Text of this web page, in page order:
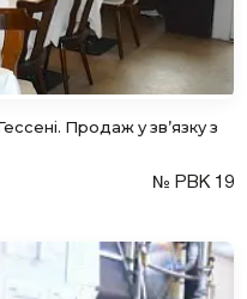
Продаж у зв’язку з
№ РВК 19